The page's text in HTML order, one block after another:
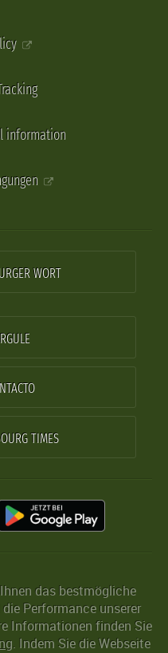
information
WORT
TIMES
das bestmögliche
Performance unserer
Informationen finden Sie
. Indem Sie die Webseite